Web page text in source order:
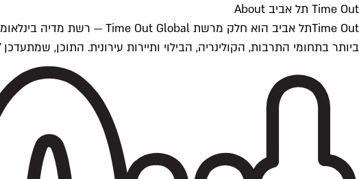
Time Out תל אביב About
ביותר בתחומי התרבות, הקולינריה, הבילוי ותיירות עירונית. התוכן, שמתעדכן 24/7, נכתב ונערך על ידי צוות עיתונאים מקצועי מקומי בישראל, בהתאם לסטנדרטים של Time Out העולמית.